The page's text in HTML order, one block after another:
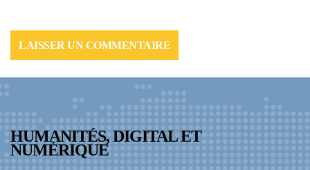
HUMANITÉS, DIGITAL ET
NUMÉRIQUE